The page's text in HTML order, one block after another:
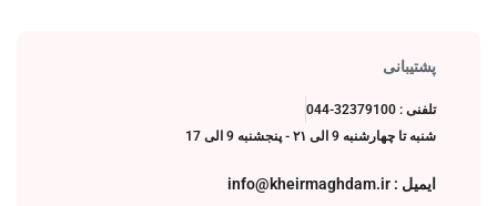
پشتیبانی
تلفنی : 32379100-044
شنبه تا چهارشنبه 9 الی ۲۱ - پنجشنبه 9 الی 17
ایمیل : info@kheirmaghdam.ir